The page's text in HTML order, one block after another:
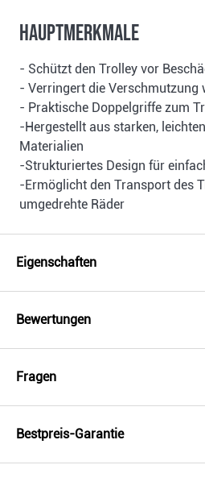
Hauptmerkmale
- Schützt den Trolley vor
- Verringert die Verschmutzung
- Praktische Doppelgriffe zum
-Hergestellt aus starken,
Materialien
-Strukturiertes Design für
-Ermöglicht den Transport des
umgedrehte Räder
Eigenschaften
Bewertungen
Fragen
Bestpreis-Garantie